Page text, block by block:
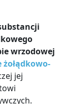
wrzodowej
jej